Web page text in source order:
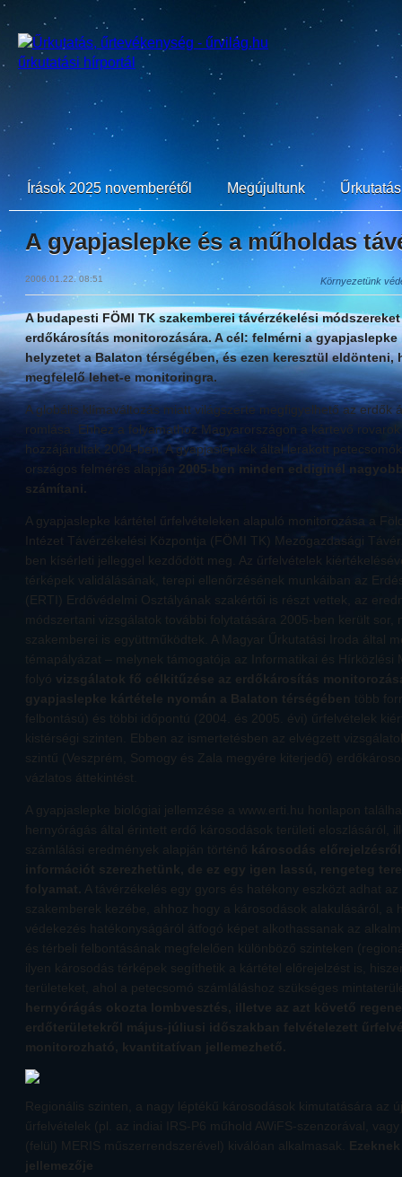
Írások 2025 novemberétől Megújultunk
A gyapjaslepke és a műholdas
2006.01.22. 08:51 Környezetünk
A budapesti FÖMI TK szakemberei távérzékelési
erdőkárosítás monitorozására. A cél: felmérni a
helyzetet a Balaton térségében, és ezen keresztül eldönteni,
megfelelő lehet-e monitoringra.
A globális klímaváltozás miatt világszerte megfigyelhető az erdők
romlása. Ehhez a folyamathoz Magyarországon a kártevő
hozzájárultak 2004-ben. A gyapjaslepkék által lerakott
országos felmérés alapján 2005-ben minden eddiginél
számítani.
A gyapjaslepke kártétel űrfelvételeken alapuló monitorozása a
Intézet Távérzékelési Központja (FÖMI TK) Mezőgazdasági
ben kísérleti jelleggel kezdődött meg. Az űrfelvételek
térképek validálásának, terepi ellenőrzésének munkáiban az
(ERTI) Erdővédelmi Osztályának szakértői is részt vettek, az
módszertani vizsgálatok további folytatására 2005-ben került sor,
szakemberei is együttműködtek. A Magyar Űrkutatási Iroda által
témapályázat – melynek támogatója az Informatikai és Hírközlési
folyó vizsgálatok fő célkitűzése az erdőkárosítás
gyapjaslepke kártétele nyomán a Balaton térségében több
felbontású) és többi időpontú (2004. és 2005. évi) űrfelvételek
kistérségi szinten. Ebben az ismertetésben az elvégzett
szintű (Veszprém, Somogy és Zala megyére kiterjedő)
vázlatos áttekintést.
A gyapjaslepke biológiai jellemzése a www.erti.hu honlapon
hernyórágás által érintett erdő károsodások területi eloszlásáról,
számlálási eredmények alapján történő károsodás
információt szerezhetünk, de ez egy igen lassú, rengeteg
folyamat. A távérzékelés egy gyors és hatékony eszközt adhat
szakemberek kezébe, ahhoz hogy a károsodások alakulásáról, a
védekezés hatékonyságáról átfogó képet alkothassanak az
és térbeli felbontásának megfelelően különböző szinteken
ilyen károsodás térképek segíthetik a kártétel előrejelzést is,
területeket, ahol a petecsomó számláláshoz szükséges
hernyórágás okozta lombvesztés, illetve az azt követő
erdőterületekről május-júliusi időszakban felvételezett
monitorozható, kvantitatívan jellemezhető.
Regionális szinten, a nagy léptékű károsodások kimutatására az
űrfelvételek (pl. az indiai IRS-P6 műhold AWiFS-szenzorával,
(felül) MERIS műszerrendszerével) kiválóan alkalmasak.
jellemezője